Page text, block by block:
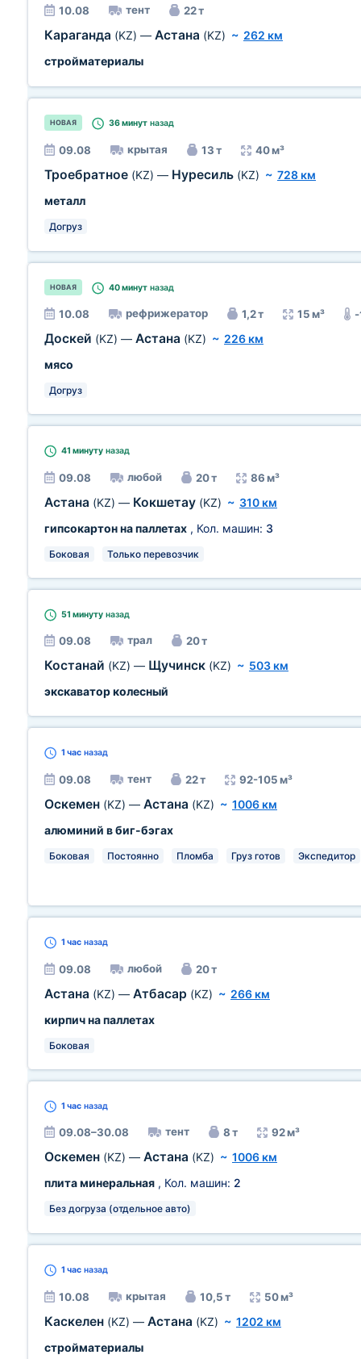
10.08 тент 22 т
Караганда (KZ) — Астана (KZ) ~ 262 км
стройматериалы
НОВАЯ 36 минут назад
09.08 крытая 13 т 40 м³
Троебратное (KZ) — Нуресиль (KZ) ~ 728 км
металл
Догруз
НОВАЯ 40 минут назад
10.08 рефрижератор 1,2 т 15 м³
Доскей (KZ) — Астана (KZ) ~ 226 км
мясо
Догруз
41 минуту назад
09.08 любой 20 т 86 м³
Астана (KZ) — Кокшетау (KZ) ~ 310 км
гипсокартон на паллетах , Кол. машин: 3
Боковая Только перевозчик
51 минуту назад
09.08 трал 20 т
Костанай (KZ) — Щучинск (KZ) ~ 503 км
экскаватор колесный
1 час назад
09.08 тент 22 т 92-105 м³
Оскемен (KZ) — Астана (KZ) ~ 1006 км
алюминий в биг-бэгах
Боковая Постоянно Пломба Груз готов Экспедитор
1 час назад
09.08 любой 20 т
Астана (KZ) — Атбасар (KZ) ~ 266 км
кирпич на паллетах
Боковая
1 час назад
09.08–30.08 тент 8 т 92 м³
Оскемен (KZ) — Астана (KZ) ~ 1006 км
плита минеральная , Кол. машин: 2
Без догруза (отдельное авто)
1 час назад
10.08 крытая 10,5 т 50 м³
Каскелен (KZ) — Астана (KZ) ~ 1202 км
стройматериалы